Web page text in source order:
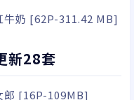
奶 [62P-311.42 MB]
新28套
[16P-109MB]